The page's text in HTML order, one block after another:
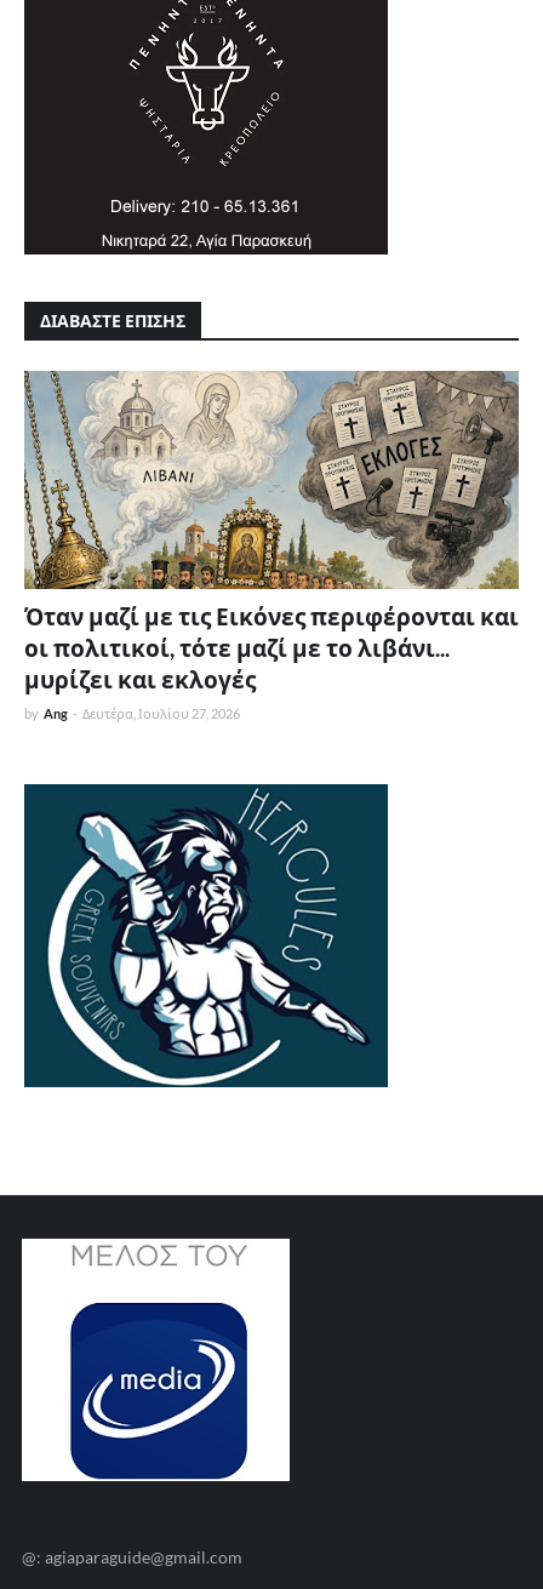
ΔΙΑΒΑΣΤΕ ΕΠΙΣΗΣ
Όταν μαζί με τις Εικόνες περιφέρονται και
οι πολιτικοί, τότε μαζί με το λιβάνι...
μυρίζει και εκλογές
by Ang - Δευτέρα, Ιουλίου 27, 2026
@: agiaparaguide@gmail.com